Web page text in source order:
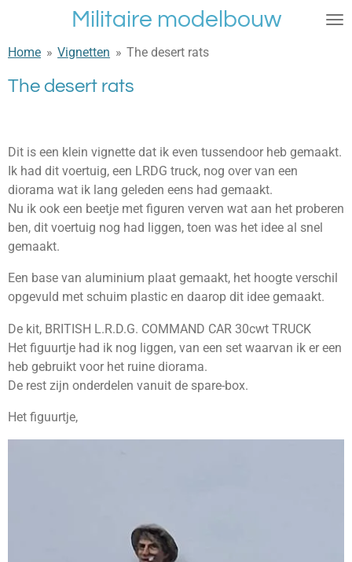
naar
hoofdinhoud
Militaire modelbouw
Home » Vignetten » The desert rats
The desert rats
Dit is een klein vignette dat ik even tussendoor heb gemaakt.
Ik had dit voertuig, een LRDG truck, nog over van een
diorama wat ik lang geleden eens had gemaakt.
Nu ik ook een beetje met figuren verven wat aan het proberen
ben, dit voertuig nog had liggen, toen was het idee al snel
gemaakt.
Een base van aluminium plaat gemaakt, het hoogte verschil
opgevuld met schuim plastic en daarop dit idee gemaakt.
De kit, BRITISH L.R.D.G. COMMAND CAR 30cwt TRUCK
Het figuurtje had ik nog liggen, van een set waarvan ik er een
heb gebruikt voor het ruine diorama.
De rest zijn onderdelen vanuit de spare-box.
Het figuurtje,